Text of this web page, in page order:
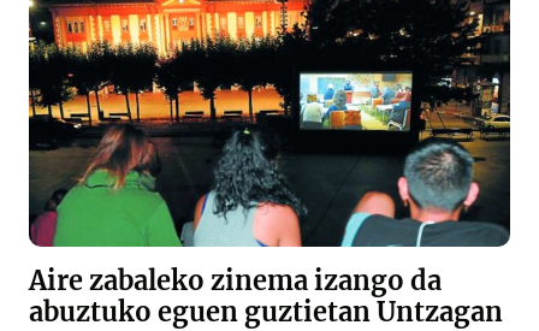
Aire zabaleko zinema izango da
abuztuko eguen guztietan Untzagan